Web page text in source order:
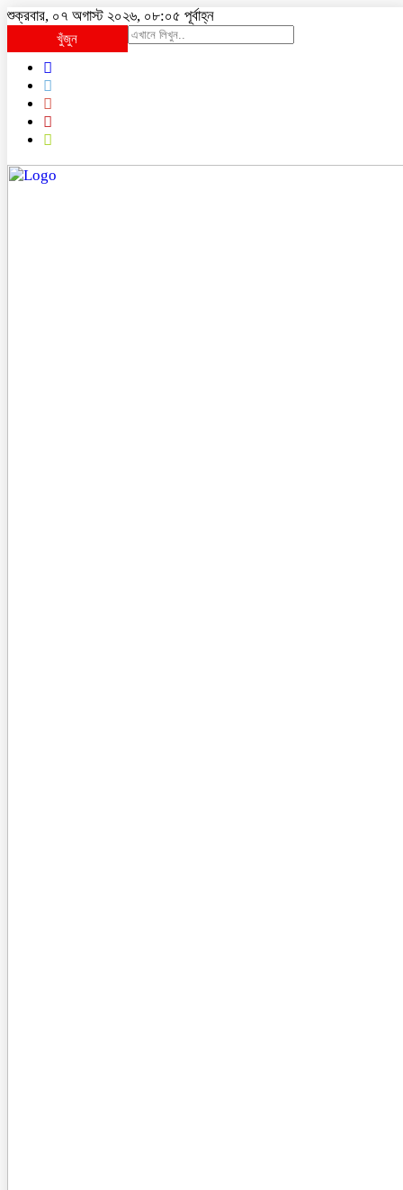
শুক্রবার, ০৭ অগাস্ট ২০২৬, ০৮:০৫ পূর্বাহ্ন
খুঁজুন